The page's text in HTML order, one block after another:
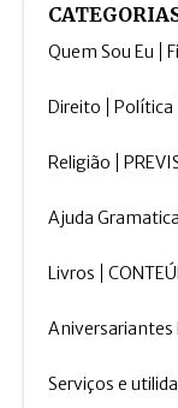
Quem Sou Eu
Direito Política
Religião
Ajuda
Livros
Aniversariantes
Serviços e